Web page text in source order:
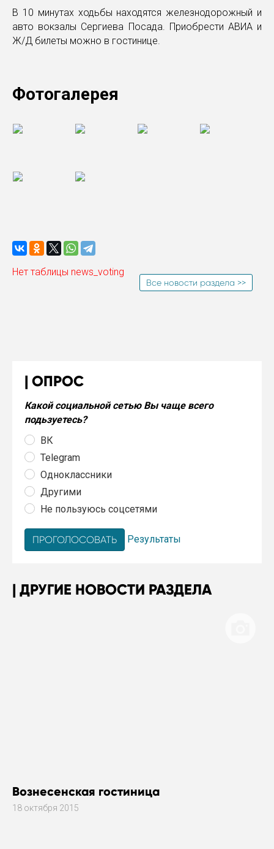
В 10 минутах ходьбы находятся железнодорожный и
авто вокзалы Сергиева Посада. Приобрести АВИА и
Ж/Д билеты можно в гостинице.
Фотогалерея
Нет таблицы news_voting
Все новости раздела >>
ОПРОС
Какой социальной сетью Вы чаще всего
подьзуетесь?
ВК
Telegram
Одноклассники
Другими
Не пользуюсь соцсетями
Результаты
ДРУГИЕ НОВОСТИ РАЗДЕЛА
Вознесенская гостиница
18 октября 2015